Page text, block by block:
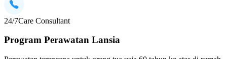
24/7Care Consultant
Program Perawatan Lansia